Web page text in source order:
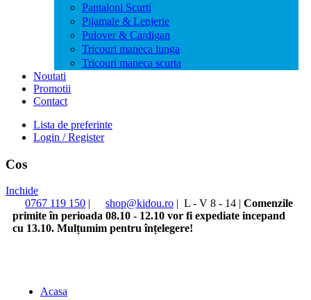
Pantaloni Scurti
Pijamale & Lenjerie
Pulover & Cardigan
Tricouri maneca lunga
Tricouri maneca scurta
Noutati
Promotii
Contact
Lista de preferinte
Login / Register
Cos
Inchide
0767 119 150 | shop@kidou.ro | L - V 8 - 14 | Comenzile
primite în perioada 08.10 - 12.10 vor fi expediate incepand
cu 13.10. Mulțumim pentru înțelegere!
Acasa